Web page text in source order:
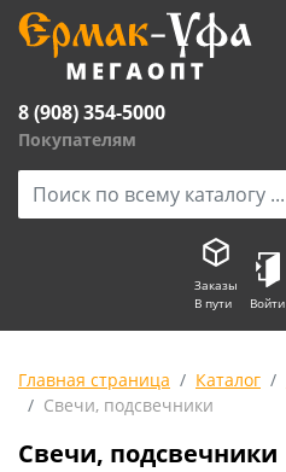
8 (908) 354-5000
Покупателям
Заказы
В пути
Войти
Главная страница Каталог
Свечи, подсвечники
Свечи, подсвечники